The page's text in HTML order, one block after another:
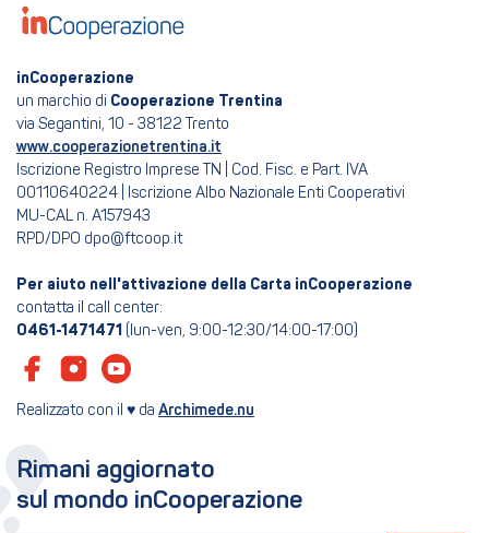
inCooperazione
un marchio di Cooperazione Trentina
via Segantini, 10 - 38122 Trento
www.cooperazionetrentina.it
Iscrizione Registro Imprese TN | Cod. Fisc. e Part. IVA
00110640224 | Iscrizione Albo Nazionale Enti Cooperativi
MU-CAL n. A157943
RPD/DPO dpo@ftcoop.it
Per aiuto nell'attivazione della Carta inCooperazione
contatta il call center:
0461-1471471 (lun-ven, 9:00-12:30/14:00-17:00)
Realizzato con il ♥ da Archimede.nu
Rimani aggiornato
sul mondo inCooperazione